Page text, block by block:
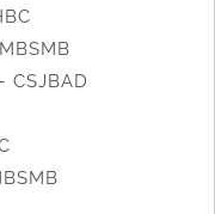
CSJBAD